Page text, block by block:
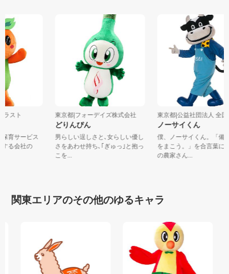
ラスト
保育サービス
する会社の
東京都|フォーデイズ株式会社
どりんぴん
男らしい逞しさと､女らしい優し
さをあわせ持ち､｢ぎゅっ｣と抱っ
こを...
東京都|公益社団法人 全
ノーサイくん
僕、ノーサイくん。「
をまこう。」を合言葉
の農家さん...
関東エリアのその他のゆるキャラ